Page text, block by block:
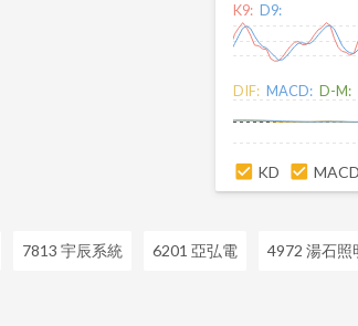
K9: D9:
DIF: MACD: D-M:
KD MACD
7813 宇辰系統 6201 亞弘電 4972 湯石照